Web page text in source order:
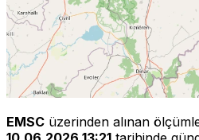
EMSC üzerinden alınan